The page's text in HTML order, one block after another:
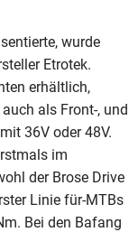
wurde
Etrotek.
erhältlich,
als Front-, und
36V oder 48V.
im
der Brose Drive
Linie für-MTBs
Bei den Bafang